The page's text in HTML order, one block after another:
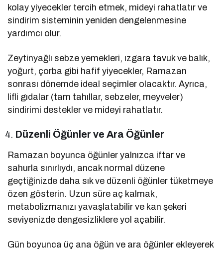
kolay yiyecekler tercih etmek, mideyi rahatlatır ve
sindirim sisteminin yeniden dengelenmesine
yardımcı olur.
Zeytinyağlı sebze yemekleri, ızgara tavuk ve balık,
yoğurt, çorba gibi hafif yiyecekler, Ramazan
sonrası dönemde ideal seçimler olacaktır. Ayrıca,
lifli gıdalar (tam tahıllar, sebzeler, meyveler)
sindirimi destekler ve mideyi rahatlatır.
Düzenli Öğünler ve Ara Öğünler
Ramazan boyunca öğünler yalnızca iftar ve
sahurla sınırlıydı, ancak normal düzene
geçtiğinizde daha sık ve düzenli öğünler tüketmeye
özen gösterin. Uzun süre aç kalmak,
metabolizmanızı yavaşlatabilir ve kan şekeri
seviyenizde dengesizliklere yol açabilir.
Gün boyunca üç ana öğün ve ara öğünler ekleyerek